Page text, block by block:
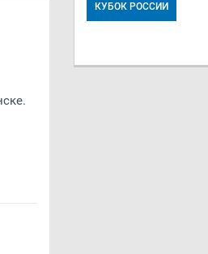
КУБОК РОССИИ